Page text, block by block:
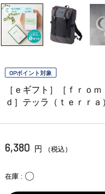
OPポイント対象
［ｅギフト］［ｆｒ
ｄ］テッラ（ｔｅｒｒａ
6,380 円 （税込）
在庫 〇